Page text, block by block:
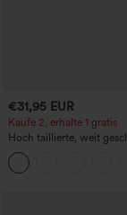
€31,95 EUR
Kaufe 2, erhalte 1 gratis
Hoch taillierte, weit
Freizeithose aus
Kordelzug und Taschen